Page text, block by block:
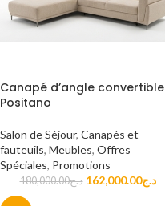
Canapé d’angle convertible
Positano
Salon de Séjour, Canapés et
fauteuils, Meubles, Offres
Spéciales, Promotions
د.ج180,000.00 د.ج162,000.00